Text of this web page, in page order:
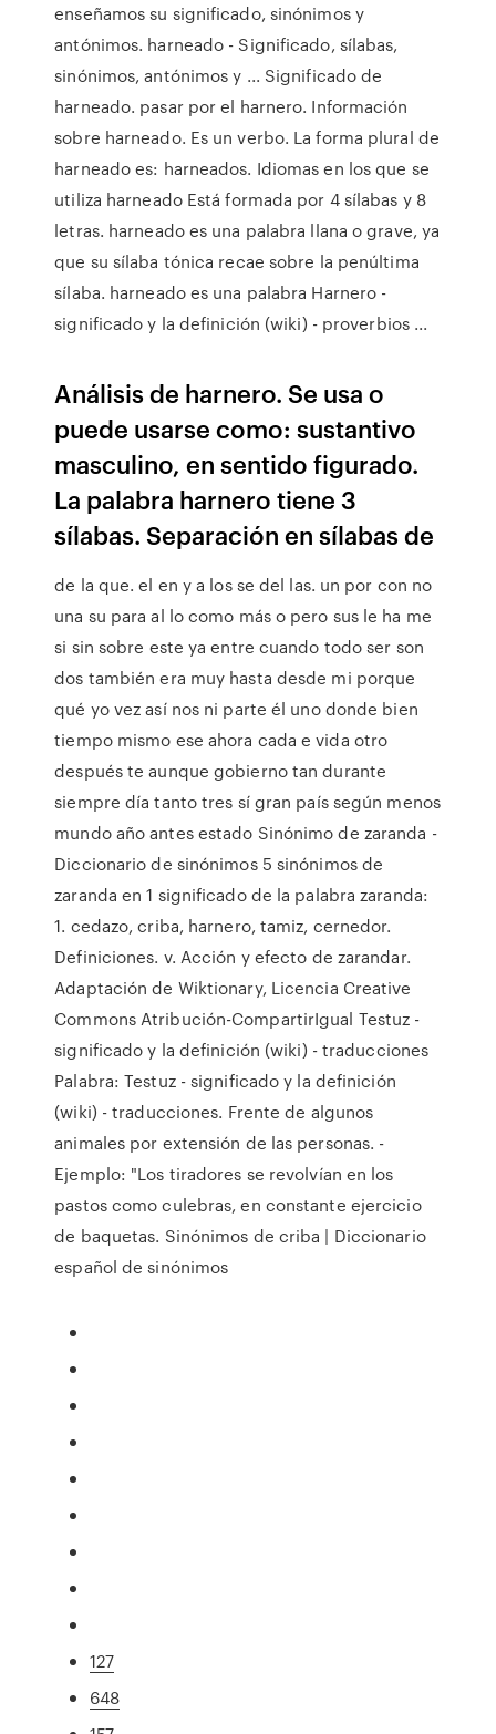
enseñamos su significado, sinónimos y
antónimos. harneado - Significado, sílabas,
sinónimos, antónimos y ... Significado de
harneado. pasar por el harnero. Información
sobre harneado. Es un verbo. La forma plural de
harneado es: harneados. Idiomas en los que se
utiliza harneado Está formada por 4 sílabas y 8
letras. harneado es una palabra llana o grave, ya
que su sílaba tónica recae sobre la penúltima
sílaba. harneado es una palabra Harnero -
significado y la definición (wiki) - proverbios ...
Análisis de harnero. Se usa o
puede usarse como: sustantivo
masculino, en sentido figurado.
La palabra harnero tiene 3
sílabas. Separación en sílabas de
de la que. el en y a los se del las. un por con no
una su para al lo como más o pero sus le ha me
si sin sobre este ya entre cuando todo ser son
dos también era muy hasta desde mi porque
qué yo vez así nos ni parte él uno donde bien
tiempo mismo ese ahora cada e vida otro
después te aunque gobierno tan durante
siempre día tanto tres sí gran país según menos
mundo año antes estado Sinónimo de zaranda -
Diccionario de sinónimos 5 sinónimos de
zaranda en 1 significado de la palabra zaranda:
1. cedazo, criba, harnero, tamiz, cernedor.
Definiciones. v. Acción y efecto de zarandar.
Adaptación de Wiktionary, Licencia Creative
Commons Atribución-CompartirIgual Testuz -
significado y la definición (wiki) - traducciones
Palabra: Testuz - significado y la definición
(wiki) - traducciones. Frente de algunos
animales por extensión de las personas. -
Ejemplo: "Los tiradores se revolvían en los
pastos como culebras, en constante ejercicio
de baquetas. Sinónimos de criba | Diccionario
español de sinónimos
127
648